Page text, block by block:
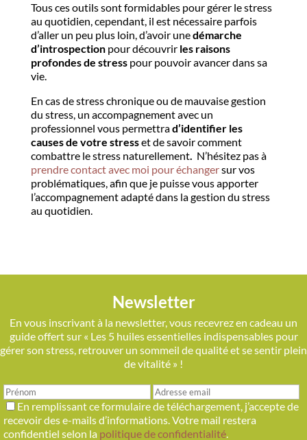
Tous ces outils sont formidables pour gérer le stress
au quotidien, cependant, il est nécessaire parfois
d’aller un peu plus loin, d’avoir unedémarche
d’introspectionpour découvrir les raisons
profondes de stresspour pouvoir avancer dans sa
vie.
En cas de stress chronique ou de mauvaise gestion
du stress, un accompagnement avec un
professionnel vous permettrad’identifier les
causes de votre stresset de savoir comment
combattre le stress naturellement. N’hésitez pas à
prendre contact avec moi pour échangersur vos
problématiques, afin que je puisse vous apporter
l’accompagnement adapté dans la gestion du stress
au quotidien.
Newsletter
En vous inscrivant à la newsletter, vous recevrez en cadeau un
guide offert sur « Les 5 huiles essentielles indispensables pour
gérer son stress, retrouver un sommeil de qualité et se sentir plein
de vitalité » !
En remplissant ce formulaire de téléchargement, j’accepte de
recevoir des e-mails d’informations. Votre mail restera
confidentiel selon la politique de confidentialité.